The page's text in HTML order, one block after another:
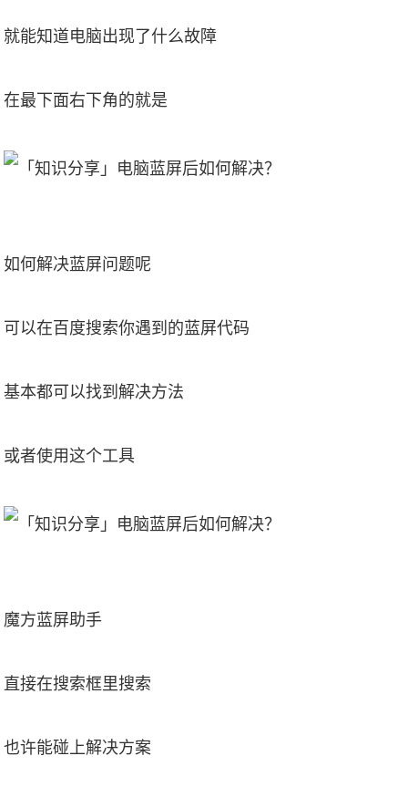
就能知道电脑出现了什么故障
在最下面右下角的就是
如何解决蓝屏问题呢
可以在百度搜索你遇到的蓝屏代码
基本都可以找到解决方法
或者使用这个工具
​魔方蓝屏助手
直接在搜索框里搜索
也许能碰上解决方案